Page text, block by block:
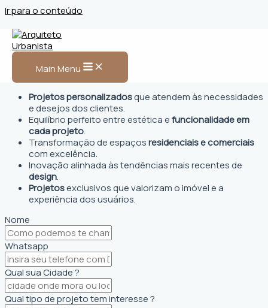
Ir para o conteúdo
Main Menu
Arquiteto Urbanista em
Arari, MA
Projetos personalizadosque atendem às necessidades
e desejos dos clientes.
Equilíbrio perfeito entre estética efuncionalidade em
cada projeto.
Transformação de espaçosresidenciais e comerciais
com excelência.
Inovação alinhada às tendências mais recentes de
design.
Projetosexclusivos que valorizam o imóvel e a
experiência dos usuários.
Nome
Whatsapp
Qual sua Cidade ?
Qual tipo de projeto tem interesse ?